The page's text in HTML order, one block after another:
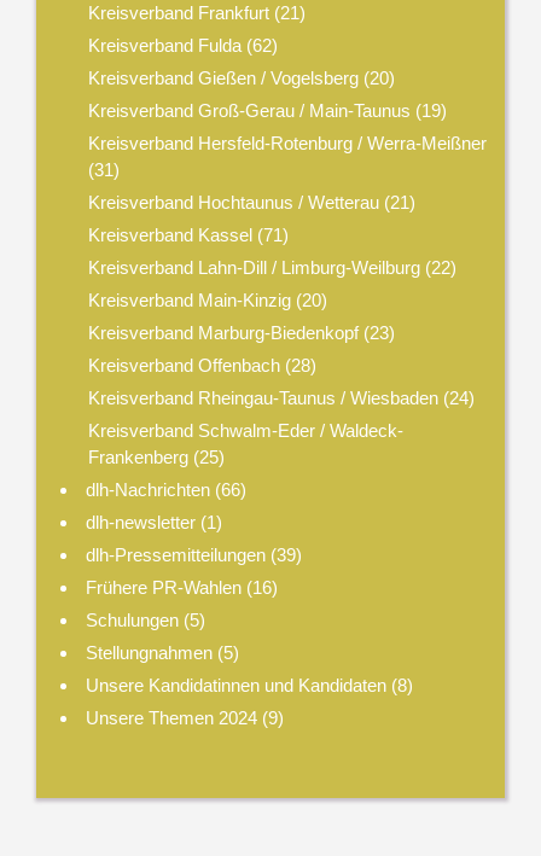
Kreisverband Frankfurt(21)
Kreisverband Fulda(62)
Kreisverband Gießen / Vogelsberg(20)
Kreisverband Groß-Gerau / Main-Taunus (19)
Kreisverband Hersfeld-Rotenburg / Werra-Meißner
(31)
Kreisverband Hochtaunus / Wetterau(21)
Kreisverband Kassel(71)
Kreisverband Lahn-Dill / Limburg-Weilburg(22)
Kreisverband Main-Kinzig(20)
Kreisverband Marburg-Biedenkopf(23)
Kreisverband Offenbach(28)
Kreisverband Rheingau-Taunus / Wiesbaden(24)
Kreisverband Schwalm-Eder / Waldeck-
Frankenberg(25)
dlh-Nachrichten (66)
dlh-newsletter (1)
dlh-Pressemitteilungen (39)
Frühere PR-Wahlen (16)
Schulungen (5)
Stellungnahmen (5)
Unsere Kandidatinnen und Kandidaten (8)
Unsere Themen 2024 (9)